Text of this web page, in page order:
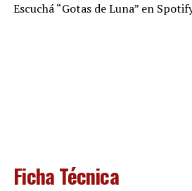
Escuchá “Gotas de Luna” en
Ficha Técnica